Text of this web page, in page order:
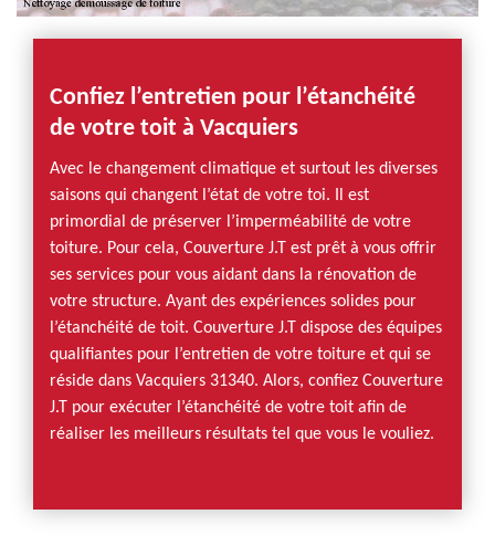
Confiez l’entretien pour l’étanchéité
de votre toit à Vacquiers
Avec le changement climatique et surtout les diverses
saisons qui changent l’état de votre toi. Il est
primordial de préserver l’imperméabilité de votre
toiture. Pour cela, Couverture J.T est prêt à vous offrir
ses services pour vous aidant dans la rénovation de
votre structure. Ayant des expériences solides pour
l’étanchéité de toit. Couverture J.T dispose des équipes
qualifiantes pour l’entretien de votre toiture et qui se
réside dans Vacquiers 31340. Alors, confiez Couverture
J.T pour exécuter l’étanchéité de votre toit afin de
réaliser les meilleurs résultats tel que vous le vouliez.